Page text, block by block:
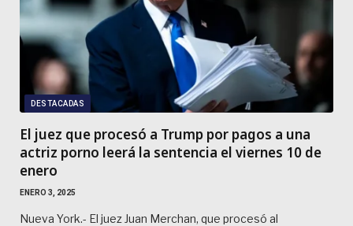
DESTACADAS
El juez que procesó a Trump por pagos a una
actriz porno leerá la sentencia el viernes 10 de
enero
ENERO 3, 2025
Nueva York.- El juez Juan Merchan, que procesó al